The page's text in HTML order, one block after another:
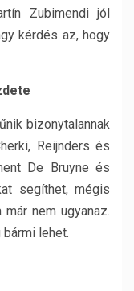
Zubimendi jól
kérdés az, hogy
bizonytalannak
Reijnders és
De Bruyne és
segíthet, mégis
nem ugyanaz.
bármi lehet.